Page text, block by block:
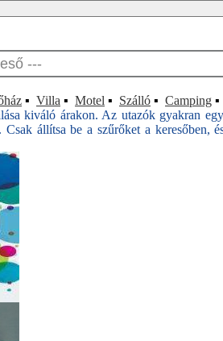
▪ Villa ▪ Motel ▪ Szálló ▪ Camping ▪
kiváló árakon. Az utazók gyakran
állítsa be a szűrőket a keresőben,